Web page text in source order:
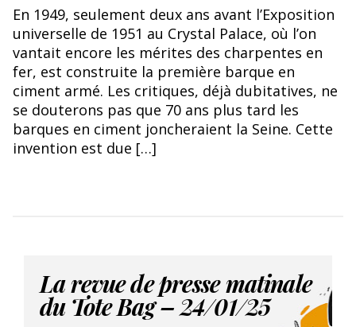
Rampe en béton du Centre National de la Danse, 1 rue
Victor-Hugo, Pantin, architecte : Jacques Kalisz, 1965.
©Grégoire Suillaud.
En 1949, seulement deux ans avant l’Exposition
universelle de 1951 au Crystal Palace, où l’on
vantait encore les mérites des charpentes en
fer, est construite la première barque en
ciment armé. Les critiques, déjà dubitatives, ne
se douterons pas que 70 ans plus tard les
barques en ciment joncheraient la Seine. Cette
invention est due […]
La revue de presse matinale
du Tote Bag – 24/01/25